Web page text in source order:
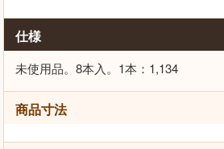
仕様
未使用品。8本入。1本：1,134
商品寸法